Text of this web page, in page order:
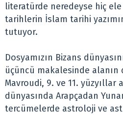
literatürde neredeyse hiç
tarihlerin İslam tarihi
tutuyor.
Dosyamızın Bizans
üçüncü makalesinde alanın
Mavroudi, 9. ve 11. yüzyıllar
dünyasında Arapçadan
tercümelerde astroloji ve